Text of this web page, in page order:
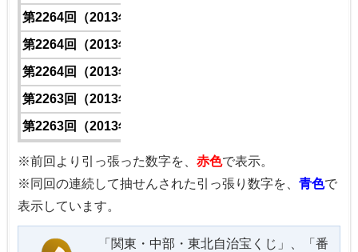
第2264回（2013年）
第2264回（2013年）
第2264回（2013年）
第2263回（2013年）
第2263回（2013年）
※前回より引っ張った数字を、 赤色で表示。
※同回の連続して抽せんされた引っ張り数字を、 青色で
表示しています。
「関東・中部・東北自治宝くじ」、「番